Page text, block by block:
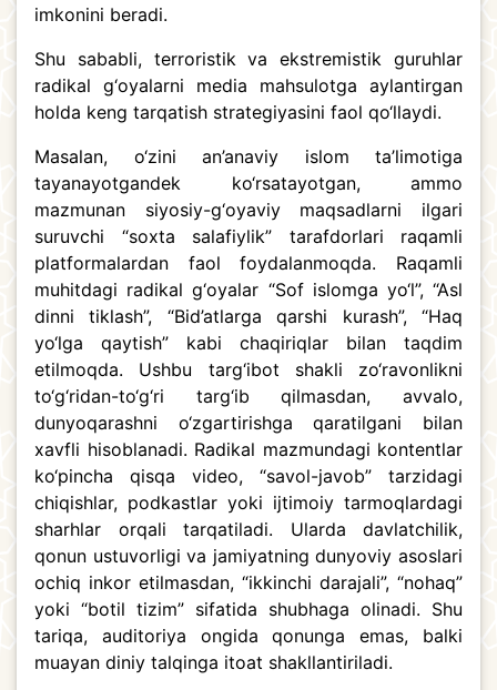
imkonini beradi.
Shu sababli, terroristik va ekstremistik guruhlar
radikal g‘oyalarni media mahsulotga aylantirgan
holda keng tarqatish strategiyasini faol qo‘llaydi.
Masalan, o‘zini an’anaviy islom ta’limotiga
tayanayotgandek ko‘rsatayotgan, ammo
mazmunan siyosiy-g‘oyaviy maqsadlarni ilgari
suruvchi “soxta salafiylik” tarafdorlari raqamli
platformalardan faol foydalanmoqda. Raqamli
muhitdagi radikal g‘oyalar “Sof islomga yo‘l”, “Asl
dinni tiklash”, “Bid’atlarga qarshi kurash”, “Haq
yo‘lga qaytish” kabi chaqiriqlar bilan taqdim
etilmoqda. Ushbu targ‘ibot shakli zo‘ravonlikni
to‘g‘ridan-to‘g‘ri targ‘ib qilmasdan, avvalo,
dunyoqarashni o‘zgartirishga qaratilgani bilan
xavfli hisoblanadi. Radikal mazmundagi kontentlar
ko‘pincha qisqa video, “savol-javob” tarzidagi
chiqishlar, podkastlar yoki ijtimoiy tarmoqlardagi
sharhlar orqali tarqatiladi. Ularda davlatchilik,
qonun ustuvorligi va jamiyatning dunyoviy asoslari
ochiq inkor etilmasdan, “ikkinchi darajali”, “nohaq”
yoki “botil tizim” sifatida shubhaga olinadi. Shu
tariqa, auditoriya ongida qonunga emas, balki
muayan diniy talqinga itoat shakllantiriladi.